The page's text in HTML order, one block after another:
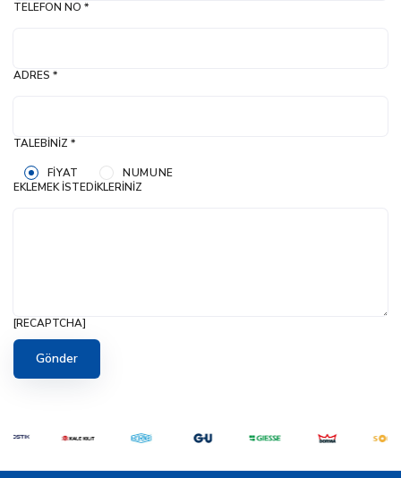
TELEFON NO *
ADRES *
TALEBINIZ *
FIYAT
NUMUNE
EKLEMEK İSTEDIKLERINIZ
[RECAPTCHA]